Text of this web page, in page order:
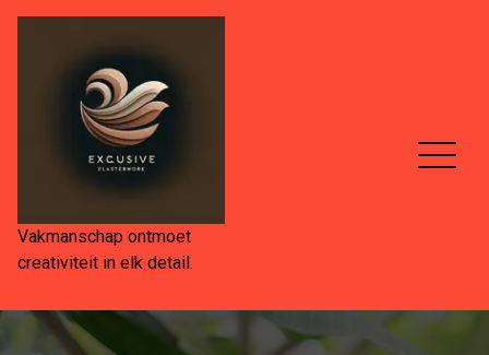
Spring
Vakmanschap ontmoet
creativiteit in elk detail.